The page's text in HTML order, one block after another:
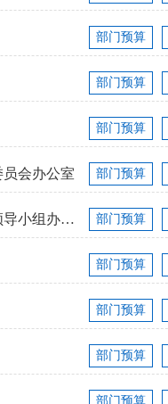
部门预算
部门预算
部门预算
会办公室 部门预算
中共阿巴嘎旗委员会巡察工作领导小组办公室 部门预算
部门预算
部门预算
部门预算
部门预算